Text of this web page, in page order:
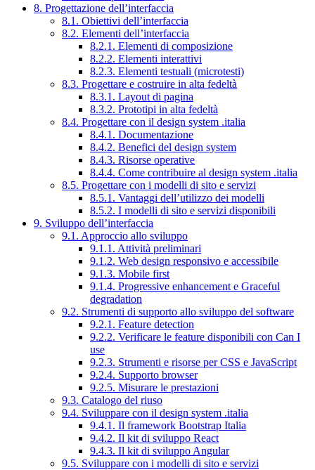
8. Progettazione dell’interfaccia
8.1. Obiettivi dell’interfaccia
8.2. Elementi dell’interfaccia
8.2.1. Elementi di composizione
8.2.2. Elementi interattivi
8.2.3. Elementi testuali (microtesti)
8.3. Progettare e costruire in alta fedeltà
8.3.1. Layout di pagina
8.3.2. Prototipi in alta fedeltà
8.4. Progettare con il design system .italia
8.4.1. Documentazione
8.4.2. Benefici del design system
8.4.3. Risorse operative
8.4.4. Come contribuire al design system .italia
8.5. Progettare con i modelli di sito e servizi
8.5.1. Vantaggi dell’utilizzo dei modelli
8.5.2. I modelli di sito e servizi disponibili
9. Sviluppo dell’interfaccia
9.1. Approccio allo sviluppo
9.1.1. Attività preliminari
9.1.2. Web design responsivo e accessibile
9.1.3. Mobile first
9.1.4. Progressive enhancement e Graceful
degradation
9.2. Strumenti di supporto allo sviluppo del software
9.2.1. Feature detection
9.2.2. Verificare le feature disponibili con Can I
use
9.2.3. Strumenti e risorse per CSS e JavaScript
9.2.4. Supporto browser
9.2.5. Misurare le prestazioni
9.3. Catalogo del riuso
9.4. Sviluppare con il design system .italia
9.4.1. Il framework Bootstrap Italia
9.4.2. Il kit di sviluppo React
9.4.3. Il kit di sviluppo Angular
9.5. Sviluppare con i modelli di sito e servizi